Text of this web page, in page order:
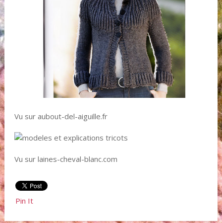
Vu sur aubout-del-aiguille.fr
Vu sur laines-cheval-blanc.com
Pin It